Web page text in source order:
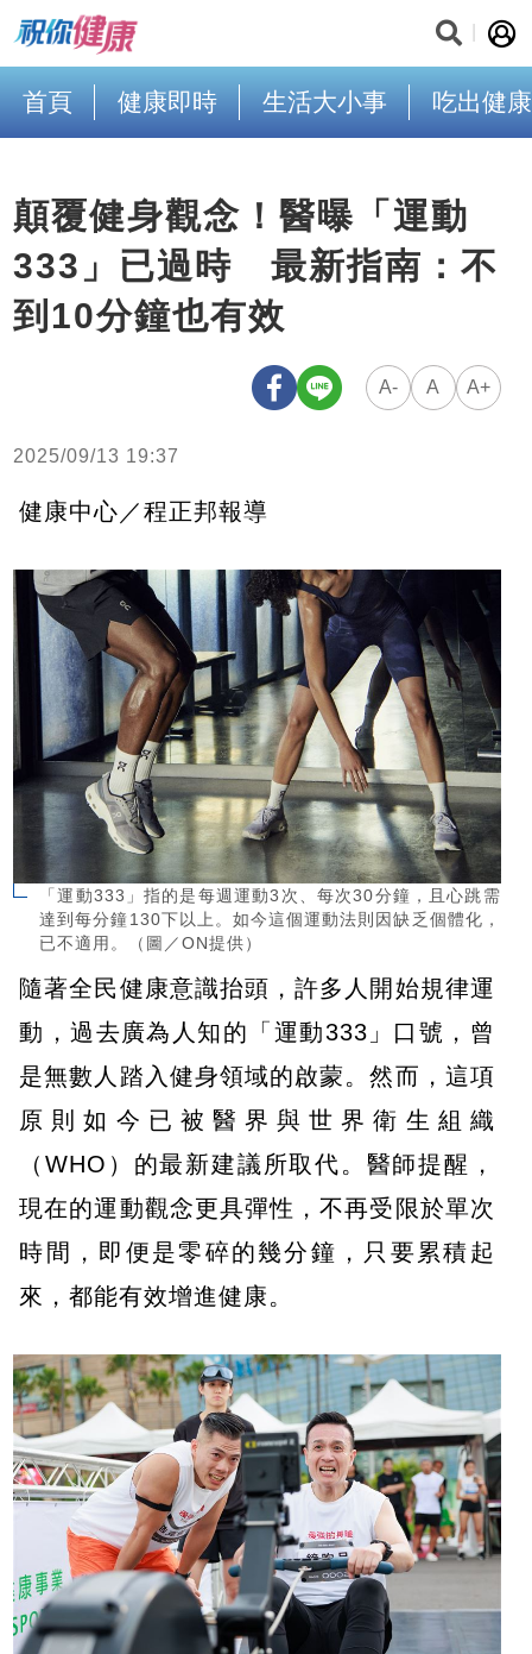
首頁 健康即時 生活大小事 吃出健康
顛覆健身觀念！醫曝「運動
333」已過時 最新指南：不
到10分鐘也有效
A- A A+
2025/09/13 19:37
健康中心／程正邦報導
「運動333」指的是每週運動3次、每次30分鐘，且心跳需
達到每分鐘130下以上。如今這個運動法則因缺乏個體化，
已不適用。（圖／ON提供）
隨著全民健康意識抬頭，許多人開始規律運
動，過去廣為人知的「運動333」口號，曾
是無數人踏入健身領域的啟蒙。然而，這項
原則如今已被醫界與世界衛生組織
（WHO）的最新建議所取代。醫師提醒，
現在的運動觀念更具彈性，不再受限於單次
時間，即便是零碎的幾分鐘，只要累積起
來，都能有效增進健康。